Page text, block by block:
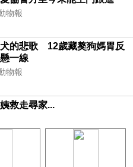
物報
犬的悲歌 12歲藏獒狗媽胃反
一線
物報
救走尋家...